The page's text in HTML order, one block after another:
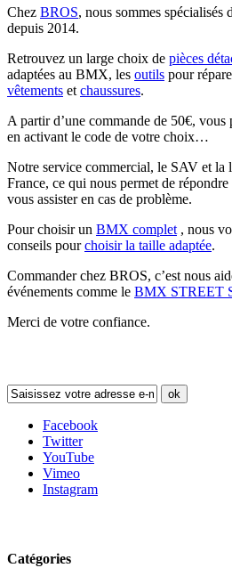
Chez BROS, nous sommes
depuis 2014.
Retrouvez un large choix de pièces
adaptées au BMX, les outils pour
vêtements et chaussures.
A partir d’une commande de 50€, vous
en activant le code de votre choix…
Notre service commercial, le SAV et la
France, ce qui nous permet de
vous assister en cas de problème.
Pour choisir un BMX complet , nous
conseils pourchoisir la taille adaptée.
Commander chez BROS, c’est nous
événements comme le BMX STREET
Merci de votre confiance.
ok
Facebook
Twitter
YouTube
Vimeo
Instagram
Catégories